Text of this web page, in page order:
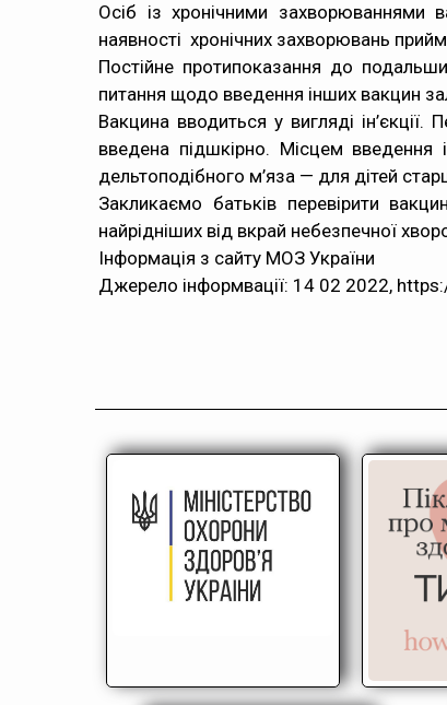
Осіб із хронічними захворюваннями
наявності хронічних захворювань
Постійне протипоказання до
питання щодо введення інших вакцин
Вакцина вводиться у вигляді
введена підшкірно. Місцем введення
дельтоподібного м’яза — для дітей
Закликаємо батьків перевірити
найрідніших від вкрай небезпечної
Інформація з сайту МОЗ України
Джерело інформвації: 14 02 2022,